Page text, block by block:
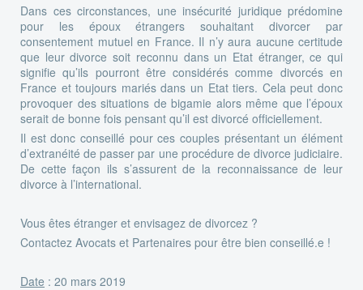
Dans ces circonstances, une insécurité juridique prédomine
pour les époux étrangers souhaitant divorcer par
consentement mutuel en France. Il n’y aura aucune certitude
que leur divorce soit reconnu dans un Etat étranger, ce qui
signifie qu’ils pourront être considérés comme divorcés en
France et toujours mariés dans un Etat tiers. Cela peut donc
provoquer des situations de bigamie alors même que l’époux
serait de bonne fois pensant qu’il est divorcé officiellement.
Il est donc conseillé pour ces couples présentant un élément
d’extranéité de passer par une procédure de divorce judiciaire.
De cette façon ils s’assurent de la reconnaissance de leur
divorce à l’international.
Vous êtes étranger et envisagez de divorcez ?
Contactez Avocats et Partenaires pour être bien conseillé.e !
Date : 20 mars 2019